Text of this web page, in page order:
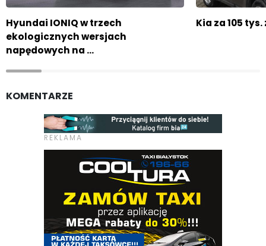
Hyundai IONIQ w trzech
ekologicznych wersjach
napędowych na …
Kia za 105
KOMENTARZE